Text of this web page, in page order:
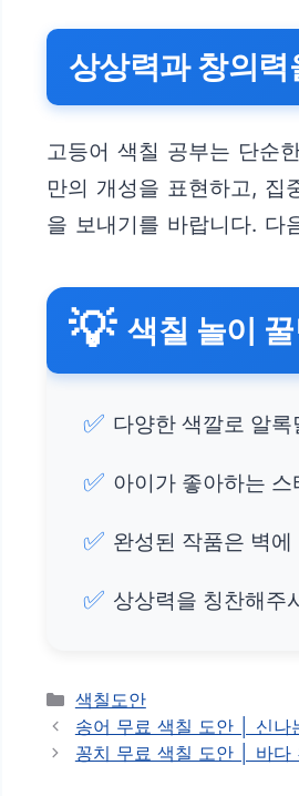
상상력과 창의력
고등어 색칠 공부는 단순
만의 개성을 표현하고, 집
을 보내기를 바랍니다. 다
💡 색칠 놀이
✅ 다양한 색깔로 알
✅ 아이가 좋아하는
✅ 완성된 작품은 벽
✅ 상상력을 칭찬해주
카
테
고
색칠도안
송어 무료 색칠 도안 │ 신
꽁치 무료 색칠 도안 │ 바